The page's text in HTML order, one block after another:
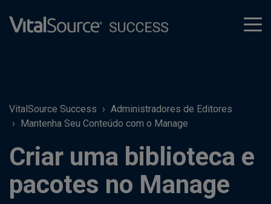
VitalSource Success
Administradores de Editores
Mantenha Seu Conteúdo com o Manage
Criar uma biblioteca e
pacotes no Manage